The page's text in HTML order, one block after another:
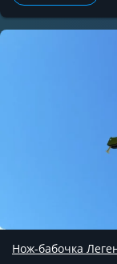
Нож-бабочка